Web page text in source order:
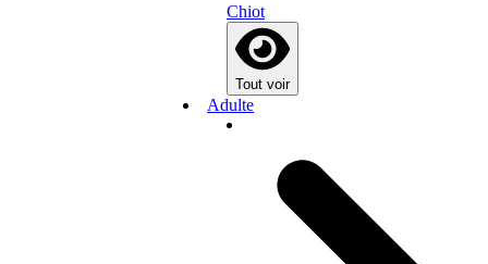
Chiot
Tout voir
Adulte